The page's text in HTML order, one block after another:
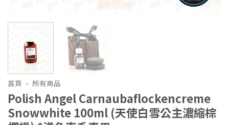
首頁 » 所有商品
Polish Angel Carnaubaflockencreme
Snowwhite 100ml (天使白雪公主濃縮棕